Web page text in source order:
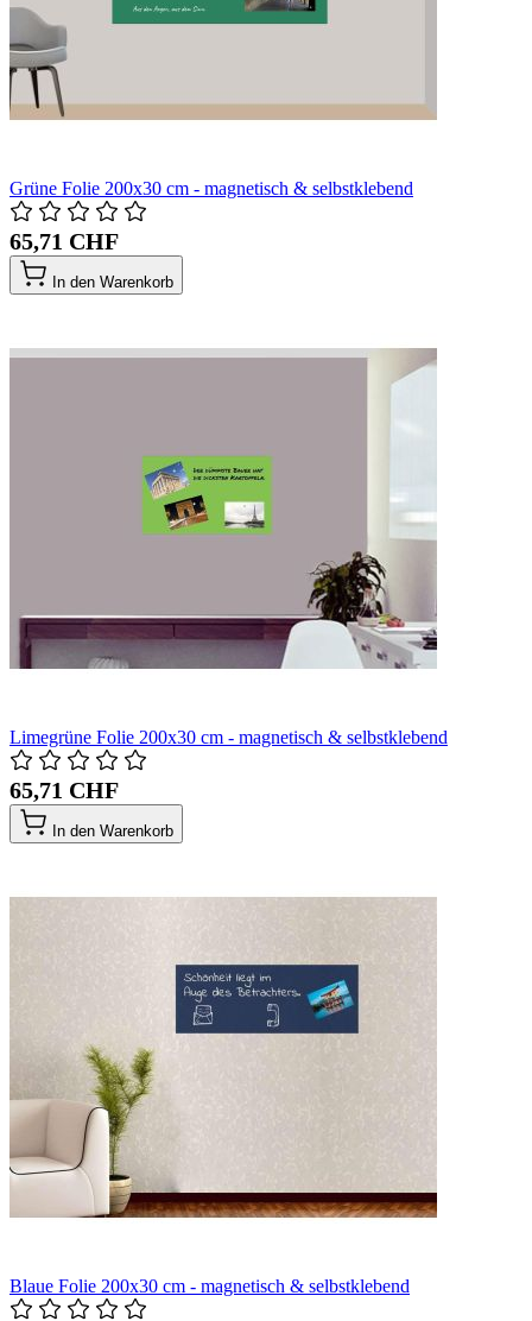
Grüne Folie 200x30 cm - magnetisch & selbstklebend
65,71 CHF
In den Warenkorb
Limegrüne Folie 200x30 cm - magnetisch & selbstklebend
65,71 CHF
In den Warenkorb
Blaue Folie 200x30 cm - magnetisch & selbstklebend